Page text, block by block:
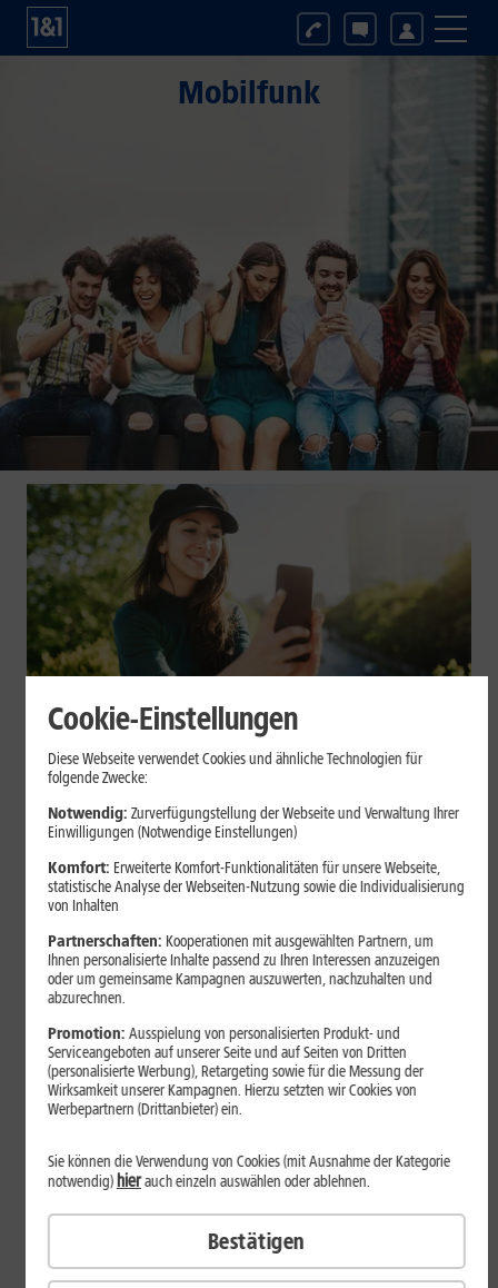
Mobilfunk
Datenvolumen sparen: Praktische
Tipps für Dein Smartphone
Videos, Social Media, Cloud-Backups und App-Updates können
Dein mobiles Datenvolumen schnell belasten. Mit einigen
Verbrauch begrenzen.
Mehr erfahren
Cookie-Einstellungen
Diese Webseite verwendet Cookies und ähnliche Technologien für
folgende Zwecke:
Notwendig: Zurverfügungstellung der Webseite und Verwaltung Ihrer
Einwilligungen (Notwendige Einstellungen)
Komfort: Erweiterte Komfort-Funktionalitäten für unsere Webseite,
statistische Analyse der Webseiten-Nutzung sowie die Individualisierung
von Inhalten
Partnerschaften: Kooperationen mit ausgewählten Partnern, um
Ihnen personalisierte Inhalte passend zu Ihren Interessen anzuzeigen
oder um gemeinsame Kampagnen auszuwerten, nachzuhalten und
abzurechnen.
Promotion: Ausspielung von personalisierten Produkt- und
Serviceangeboten auf unserer Seite und auf Seiten von Dritten
(personalisierte Werbung), Retargeting sowie für die Messung der
Wirksamkeit unserer Kampagnen. Hierzu setzten wir Cookies von
Werbepartnern (Drittanbieter) ein.
Sie können die Verwendung von Cookies (mit Ausnahme der Kategorie
notwendig) hierauch einzeln auswählen oder ablehnen.
Bestätigen